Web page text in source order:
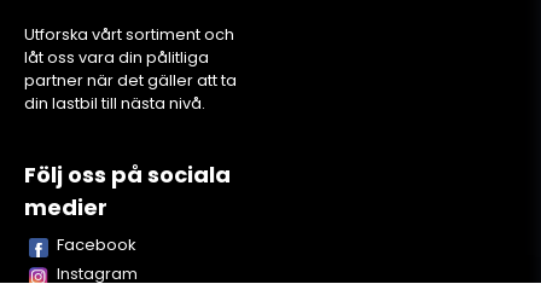
Utforska vårt sortiment och
låt oss vara din pålitliga
partner när det gäller att ta
din lastbil till nästa nivå.
Följ oss på sociala
medier
Facebook
Instagram